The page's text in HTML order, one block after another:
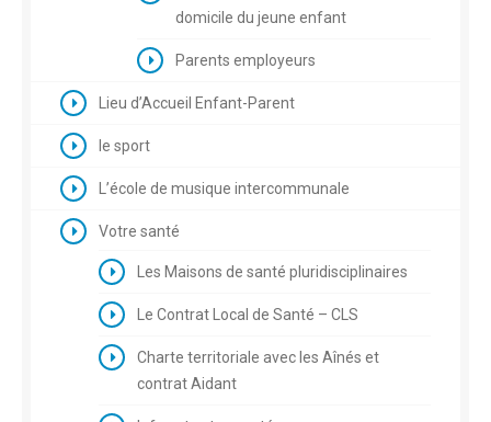
domicile du jeune enfant
Parents employeurs
Lieu d’Accueil Enfant-Parent
le sport
L’école de musique intercommunale
Votre santé
Les Maisons de santé pluridisciplinaires
Le Contrat Local de Santé – CLS
Charte territoriale avec les Aînés et
contrat Aidant